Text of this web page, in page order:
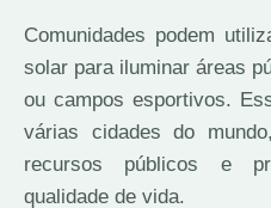
Comunidades podem
solar para iluminar áreas
ou campos esportivos.
várias cidades do
recursos públicos e
qualidade de vida.